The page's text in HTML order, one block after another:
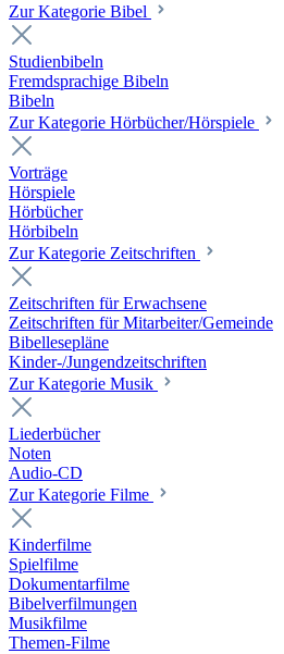
Zur Kategorie Bibel
Studienbibeln
Fremdsprachige Bibeln
Bibeln
Zur Kategorie Hörbücher/Hörspiele
Vorträge
Hörspiele
Hörbücher
Hörbibeln
Zur Kategorie Zeitschriften
Zeitschriften für Erwachsene
Zeitschriften für Mitarbeiter/Gemeinde
Bibellesepläne
Kinder-/Jungendzeitschriften
Zur Kategorie Musik
Liederbücher
Noten
Audio-CD
Zur Kategorie Filme
Kinderfilme
Spielfilme
Dokumentarfilme
Bibelverfilmungen
Musikfilme
Themen-Filme